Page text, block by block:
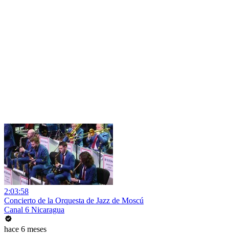
2:03:58
Concierto de la Orquesta de Jazz de Moscú
Canal 6 Nicaragua
hace 6 meses